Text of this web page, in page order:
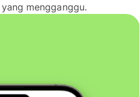
mengganggu.